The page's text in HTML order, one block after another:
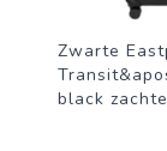
Zwarte
black